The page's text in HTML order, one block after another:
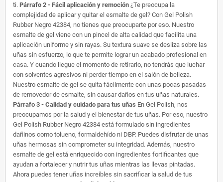
ti. Párrafo 2 - Fácil aplicación y remoción ¿Te preocupa la
complejidad de aplicar y quitar el esmalte de gel? Con Gel Polish
Rubber Negro 42384, no tienes que preocuparte por eso. Nuestro
esmalte de gel viene con un pincel de alta calidad que facilita una
aplicación uniforme y sin rayas. Su textura suave se desliza sobre las
uñas sin esfuerzo, lo que te permite lograr un acabado profesional en
casa. Y cuando llegue el momento de retirarlo, no tendrás que luchar
con solventes agresivos ni perder tiempo en el salón de belleza.
Nuestro esmalte de gel se quita fácilmente con unas pocas pasadas
de removedor de esmalte, sin causar daños en tus uñas naturales.
Párrafo 3 - Calidad y cuidado para tus uñas En Gel Polish, nos
preocupamos por la salud y el bienestar de tus uñas. Por eso, nuestro
Gel Polish Rubber Negro 42384 está formulado sin ingredientes
dañinos como tolueno, formaldehído ni DBP. Puedes disfrutar de unas
uñas hermosas sin comprometer su integridad. Además, nuestro
esmalte de gel está enriquecido con ingredientes fortificantes que
ayudan a fortalecer y nutrir tus uñas mientras las llevas pintadas.
Ahora puedes tener uñas increíbles sin sacrificar la salud de tus